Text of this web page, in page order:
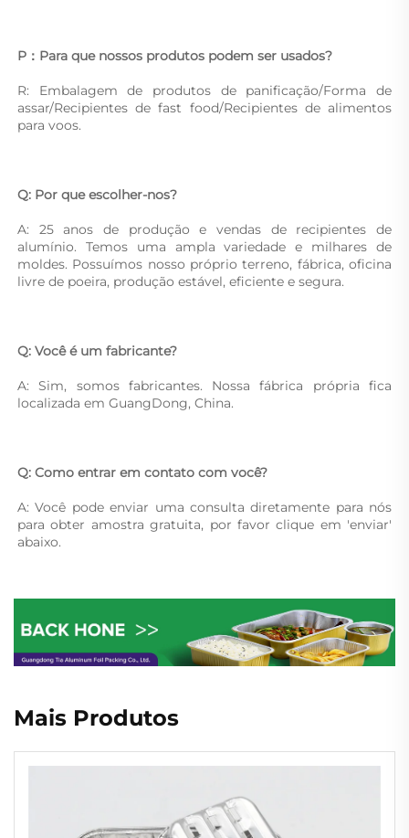
P：Para que nossos produtos podem ser usados?
R: Embalagem de produtos de panificação/Forma de
assar/Recipientes de fast food/Recipientes de alimentos
para voos.
Q: Por que escolher-nos?
A: 25 anos de produção e vendas de recipientes de
alumínio. Temos uma ampla variedade e milhares de
moldes. Possuímos nosso próprio terreno, fábrica, oficina
livre de poeira, produção estável, eficiente e segura.
Q: Você é um fabricante?
A: Sim, somos fabricantes. Nossa fábrica própria fica
localizada em GuangDong, China.
Q: Como entrar em contato com você?
A: Você pode enviar uma consulta diretamente para nós
para obter amostra gratuita, por favor clique em 'enviar'
abaixo.
Mais Produtos